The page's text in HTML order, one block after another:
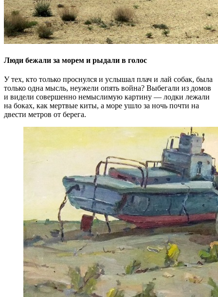
Люди бежали за морем и рыдали в голос
У тех, кто только проснулся и услышал плач и лай собак, была
только одна мысль, неужели опять война? Выбегали из домов
и видели совершенно немыслимую картину — лодки лежали
на боках, как мертвые киты, а море ушло за ночь почти на
двести метров от берега.